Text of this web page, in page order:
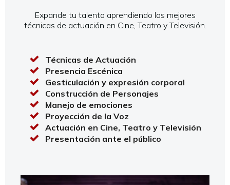
Expande tu talento aprendiendo las mejores
técnicas de actuación en Cine, Teatro y Televisión.
Técnicas de Actuación
Presencia Escénica
Gesticulación y expresión corporal
Construcción de Personajes
Manejo de emociones
Proyección de la Voz
Actuación en Cine, Teatro y Televisión
Presentación ante el público